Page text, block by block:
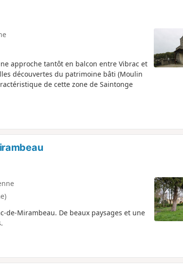
approche tantôt en balcon entre Vibrac et
découvertes du patrimoine bâti (Moulin
de cette zone de Saintonge
de-Mirambeau. De beaux paysages et une